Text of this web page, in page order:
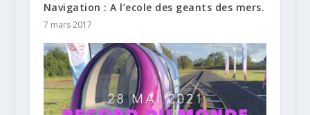
Navigation : A l’ecole des geants des mers.
7 mars 2017